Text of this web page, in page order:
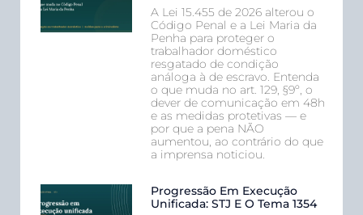
A Lei 15.455 de 2026 alterou o
Código Penal e a Lei Maria da
Penha para proteger o
trabalhador doméstico
resgatado de condição
análoga à de escravo. Entenda
o que muda no art. 129, §9º, o
dever de comunicação em 48h
e as medidas protetivas — e
por que a pena NÃO
aumentou, ao contrário do que
a imprensa noticiou.
Progressão Em Execução
Unificada: STJ E O Tema 1354